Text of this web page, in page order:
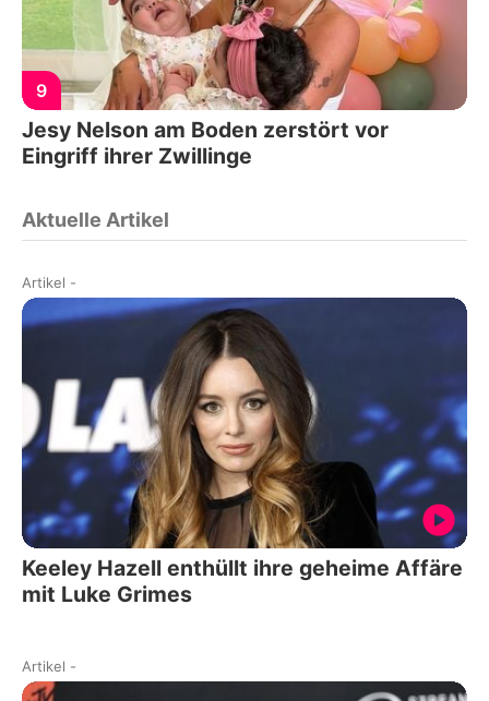
9
Jesy Nelson am Boden zerstört vor
Eingriff ihrer Zwillinge
Aktuelle Artikel
Artikel -
Keeley Hazell enthüllt ihre geheime Affäre
mit Luke Grimes
Artikel -